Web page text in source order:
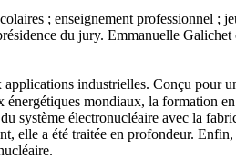
; enseignement professionnel ;
du jury. Emmanuelle
applications industrielles. Conçu pour
mondiaux, la formation
système électronucléaire avec la
elle a été traitée en profondeur.